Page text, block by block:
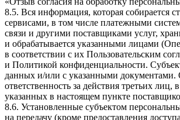
8.5. Вся информация, которая собирается
сервисами, в том числе платежными
связи и другими поставщиками услуг,
и обрабатывается указанными лицами
в соответствии с их Пользовательским
и Политикой конфиденциальности.
данных и/или с указанными документами.
ответственность за действия третьих лиц,
указанных в настоящем пункте
8.6. Установленные субъектом
на передачу (кроме предоставления